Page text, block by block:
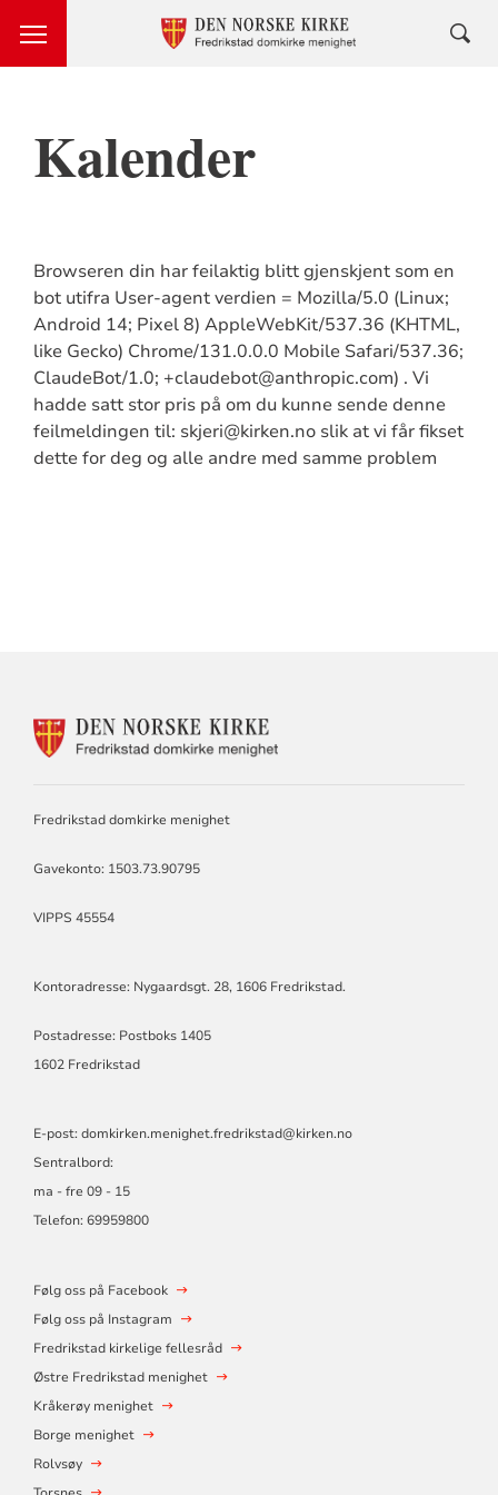
Kalender
Browseren din har feilaktig blitt gjenskjent som en
bot utifra User-agent verdien = Mozilla/5.0 (Linux;
Android 14; Pixel 8) AppleWebKit/537.36 (KHTML,
like Gecko) Chrome/131.0.0.0 Mobile Safari/537.36;
ClaudeBot/1.0; +claudebot@anthropic.com) . Vi
hadde satt stor pris på om du kunne sende denne
feilmeldingen til: skjeri@kirken.no slik at vi får fikset
dette for deg og alle andre med samme problem
FOR
Fredrikstad domkirke menighet
Gavekonto: 1503.73.90795
VIPPS 45554
Kontoradresse: Nygaardsgt. 28, 1606 Fredrikstad.
Postadresse: Postboks 1405
1602 Fredrikstad
E-post: domkirken.menighet.fredrikstad@kirken.no
Sentralbord:
ma - fre 09 - 15
Telefon: 69959800
Følg oss på Facebook
Følg oss på Instagram
Fredrikstad kirkelige fellesråd
Østre Fredrikstad menighet
Kråkerøy menighet
Borge menighet
Rolvsøy